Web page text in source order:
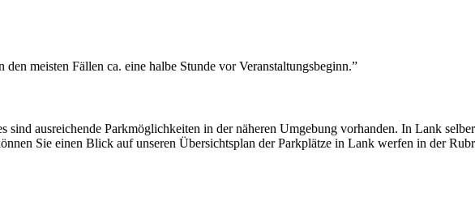
meisten Fällen ca. eine halbe Stunde vor Veranstaltungsbeginn.”
sind ausreichende Parkmöglichkeiten in der näheren Umgebung vorhanden. In Lank
Sie einen Blick auf unseren Übersichtsplan der Parkplätze in Lank werfen in der